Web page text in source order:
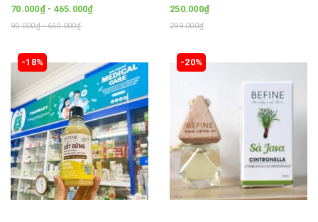
70.000₫- 465.000₫
90.000₫ - 650.000₫
250.000₫
299.000₫
-18% -20%